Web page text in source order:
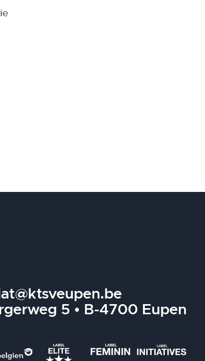
5 • B-4700 Eupen